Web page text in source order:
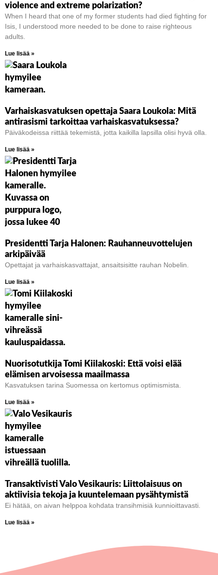
violence and extreme polarization?
When I heard that one of my former students had died fighting for
Isis, I understood more needed to be done to raise righteous
adults.
Lue lisää »
Varhaiskasvatuksen opettaja Saara Loukola: Mitä
antirasismi tarkoittaa varhaiskasvatuksessa?
Päiväkodeissa riittää tekemistä, jotta kaikilla lapsilla olisi hyvä olla.
Lue lisää »
Presidentti Tarja Halonen: Rauhanneuvottelujen
arkipäivää
Opettajat ja varhaiskasvattajat, ansaitsisitte rauhan Nobelin.
Lue lisää »
Nuorisotutkija Tomi Kiilakoski: Että voisi elää
elämisen arvoisessa maailmassa
Kasvatuksen tarina Suomessa on kertomus optimismista.
Lue lisää »
Transaktivisti Valo Vesikauris: Liittolaisuus on
aktiivisia tekoja ja kuuntelemaan pysähtymistä
Ei hätää, on aivan helppoa kohdata transihmisiä kunnioittavasti.
Lue lisää »